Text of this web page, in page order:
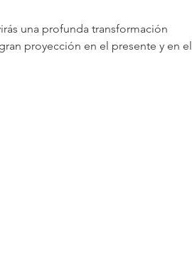
una profunda transformación
proyección en el presente y en el